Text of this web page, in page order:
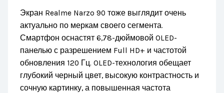
Экран Realme Narzo 90 тоже выглядит очень
актуально по меркам своего сегмента.
Смартфон оснастят 6,78-дюймовой OLED-
панелью с разрешением Full HD+ и частотой
обновления 120 Гц. OLED-технология обещает
глубокий черный цвет, высокую контрастность и
сочную картинку, а повышенная частота